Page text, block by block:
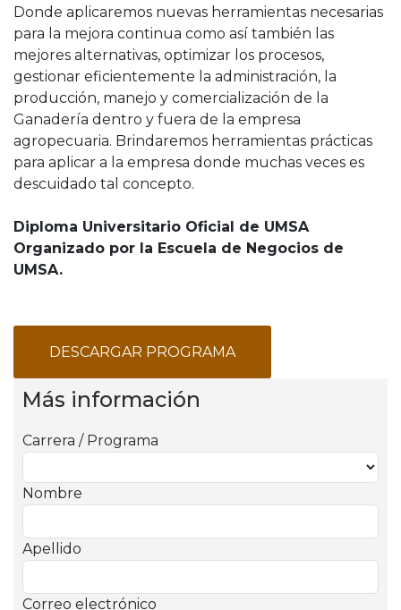
Donde aplicaremos nuevas herramientas necesarias
para la mejora continua como así también las
mejores alternativas, optimizar los procesos,
gestionar eficientemente la administración, la
producción, manejo y comercialización de la
Ganadería dentro y fuera de la empresa
agropecuaria. Brindaremos herramientas prácticas
para aplicar a la empresa donde muchas veces es
descuidado tal concepto.
Diploma Universitario Oficial de UMSA
Organizado por la Escuela de Negocios de
UMSA.
DESCARGAR PROGRAMA
Más información
Carrera / Programa
Nombre
Apellido
Correo electrónico